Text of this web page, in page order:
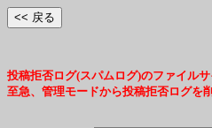
投稿拒否ログ(スパムログ)のファイルサ
至急、管理モードから投稿拒否ログを